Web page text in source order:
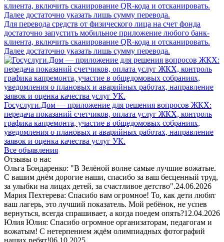
Для перевода средств от физического лица на счет фонда
достаточно запустить мобильное приложение любого банк-
клиента, включить сканирование QR-кода и отсканировать.
Далее достаточно указать лишь сумму перевода.
Госуслуги.Дом — приложение для решения вопросов ЖКХ:
передача показаний счетчиков, оплата услуг ЖКХ, контроль
графика капремонта, участие в общедомовых собраниях,
уведомления о плановых и аварийных работах, направление
заявок и оценка качества услуг УК.
Все объявления
Отзывы о нас
Ольга Бондаренко: "В Зелёной волне самые лучшие вожатые.
С вашим днём дорогие наши, спасибо за ваш бесценный труд,
за улыбки на лицах детей, за счастливое детство".24.06.2026
Мария Пехтерева: Спасибо вам огромное! То, как дети любят
ваш лагерь, это лучший показатель. Мой ребёнок, не успев
вернуться, всегда спрашивает, а когда поедем опять?12.04.2026
Юлия Юлия: Спасибо огромное организаторам, педагогам и
вожатым! С нетерпением ждём олимпиадных фотографий
наших ребят!06.10.2025